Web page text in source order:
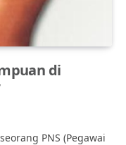
di
PNS (Pegawai